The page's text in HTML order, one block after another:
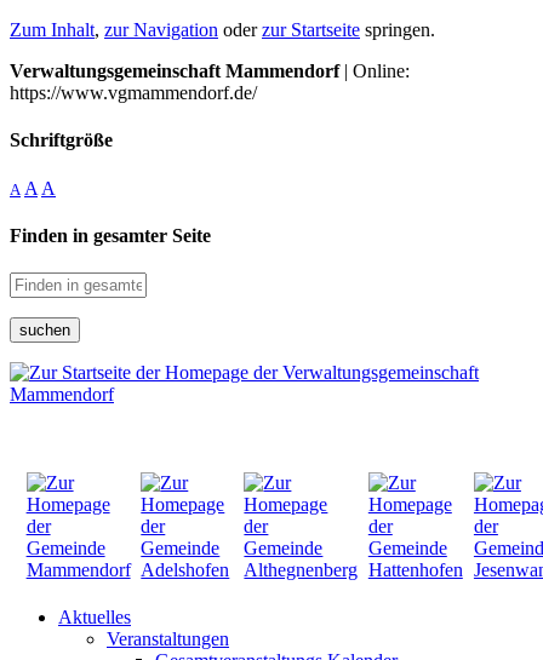
Zum Inhalt, zur Navigation oderzur Startseite springen.
Verwaltungsgemeinschaft Mammendorf| Online:
https://www.vgmammendorf.de/
Schriftgröße
A A A
Finden in gesamter Seite
suchen
Aktuelles
Veranstaltungen